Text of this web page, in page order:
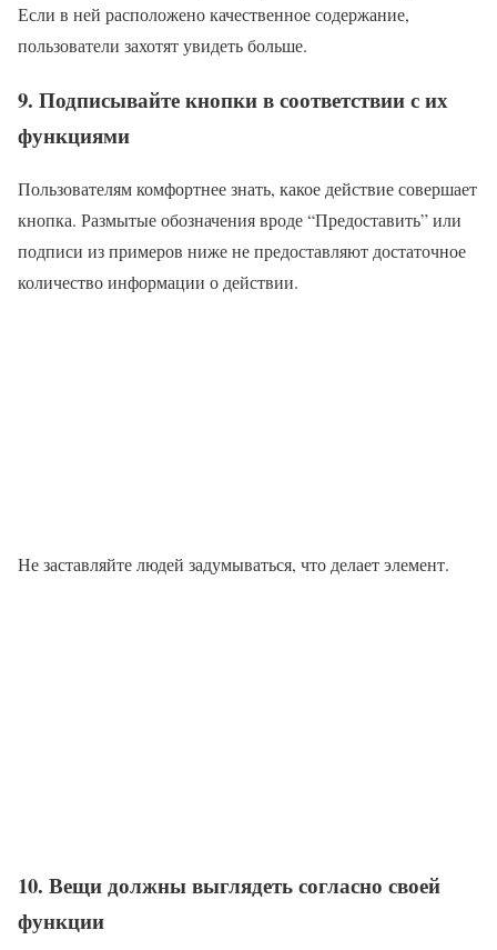
Если в ней расположено качественное содержание,
пользователи захотят увидеть больше.
9. Подписывайте кнопки в соответствии с их
функциями
Пользователям комфортнее знать, какое действие совершает
кнопка. Размытые обозначения вроде “Предоставить” или
подписи из примеров ниже не предоставляют достаточное
количество информации о действии.
Не заставляйте людей задумываться, что делает элемент.
10. Вещи должны выглядеть согласно своей
функции